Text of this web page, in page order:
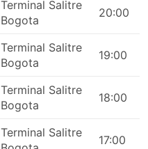
Terminal Salitre
Bogota
20:00
Terminal Salitre
Bogota
19:00
Terminal Salitre
Bogota
18:00
Terminal Salitre
17:00